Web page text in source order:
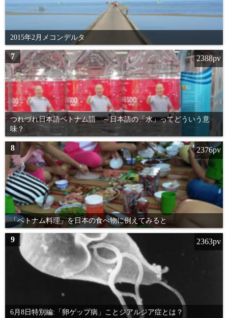
2015年2月メコンデルタ
7
つれづれ日本語ベトナム語 ～日本語の「水」ってどういう意
味？
2388pv
8
「ベトナム料理」を日本の食べ物に例えてみると
2376pv
9
6月8日特別編:「卵ゲップ病」ことジアルジア症とは？
2363pv